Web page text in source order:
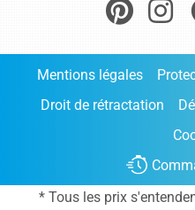
Mentions légales
Droit de rétractation
* Tous les prix